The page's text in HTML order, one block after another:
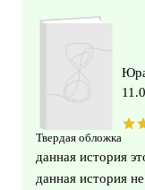
Твердая обложка
данная история
данная история